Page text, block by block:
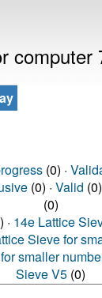
computer
(0) ·
(0) · Valid
(0)
14e Lattice
Sieve for
smaller
Sieve V5 (0)